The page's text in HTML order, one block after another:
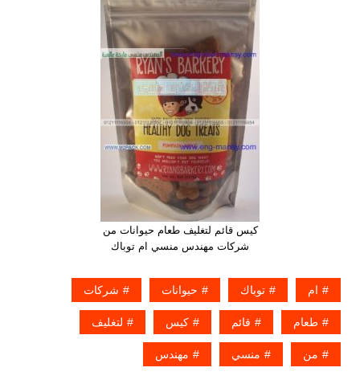
كيس قائم لتغليف طعام حيوانات من
شركات مهندس منسي ام توباك
ام توباك حيوانات شركات
طعام قائم كيس لتغليف
من منسي مهندس